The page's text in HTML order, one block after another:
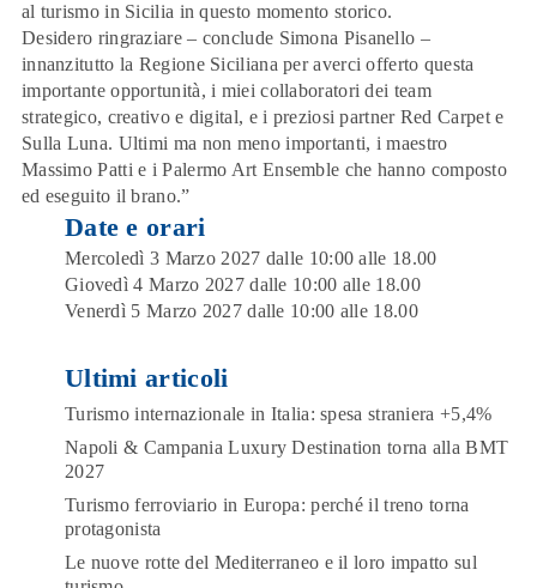
al turismo in Sicilia in questo momento storico.
Desidero ringraziare – conclude Simona Pisanello –
innanzitutto la Regione Siciliana per averci offerto questa
importante opportunità, i miei collaboratori dei team
strategico, creativo e digital, e i preziosi partner Red Carpet e
Sulla Luna. Ultimi ma non meno importanti, i maestro
Massimo Patti e i Palermo Art Ensemble che hanno composto
ed eseguito il brano.”
Date e orari
Mercoledì 3 Marzo 2027 dalle 10:00 alle 18.00
Giovedì 4 Marzo 2027 dalle 10:00 alle 18.00
Venerdì 5 Marzo 2027 dalle 10:00 alle 18.00
Ultimi articoli
Turismo internazionale in Italia: spesa straniera +5,4%
Napoli & Campania Luxury Destination torna alla BMT
2027
Turismo ferroviario in Europa: perché il treno torna
protagonista
Le nuove rotte del Mediterraneo e il loro impatto sul